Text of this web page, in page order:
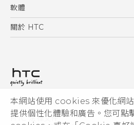
本網站使用 cookies 來優化網站
提供個性化體驗和廣告。您可點
訂單管理
付款方式
到府收送維修服務
服務中心資訊
客戶服務佈告欄
軟體
應用程式
HTC Sync Manager
關於 HTC
投資人
隱私權政策
© 2011-2026 HTC Corporation
HTC 法律文件